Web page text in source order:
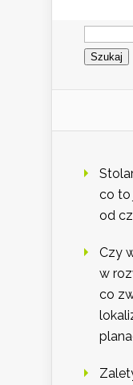
Szukaj:
co to
od
Czy
w
co